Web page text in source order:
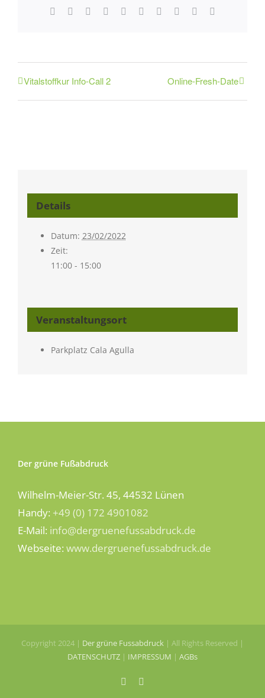
Facebook Reddit LinkedInWhatsApp
TumblrPinterest Xing
Vitalstoffkur Info-Call 2 Online-Fresh-Date
Details
Datum: 23/02/2022
Zeit:
11:00 - 15:00
Veranstaltungsort
Parkplatz Cala Agulla
Der grüne Fußabdruck
Wilhelm-Meier-Str. 45, 44532 Lünen
Handy: +49 (0) 172 4901082
E-Mail: info@dergruenefussabdruck.de
Webseite: www.dergruenefussabdruck.de
Copyright 2024 | Der grüne Fussabdruck | All Rights Reserved |
DATENSCHUTZ | IMPRESSUM | AGBs
Facebook